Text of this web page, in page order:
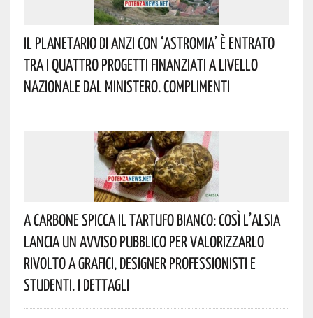
Il Planetario Di Anzi Con ‘Astromia’ È Entrato
Tra I Quattro Progetti Finanziati A Livello
Nazionale Dal Ministero. Complimenti
A Carbone Spicca Il Tartufo Bianco: Così L’Alsia
Lancia Un Avviso Pubblico Per Valorizzarlo
Rivolto A Grafici, Designer Professionisti E
Studenti. I Dettagli